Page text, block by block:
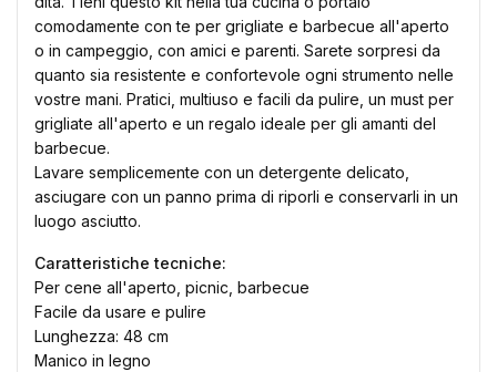
comodamente con te per grigliate e barbecue all'aperto
o in campeggio, con amici e parenti. Sarete sorpresi da
quanto sia resistente e confortevole ogni strumento nelle
vostre mani. Pratici, multiuso e facili da pulire, un must per
grigliate all'aperto e un regalo ideale per gli amanti del
barbecue.
Lavare semplicemente con un detergente delicato,
asciugare con un panno prima di riporli e conservarli in un
luogo asciutto.
Caratteristiche tecniche:
Per cene all'aperto, picnic, barbecue
Facile da usare e pulire
Lunghezza: 48 cm
Manico in legno
Crea lista dei desideri ×
Nome lista dei desideri